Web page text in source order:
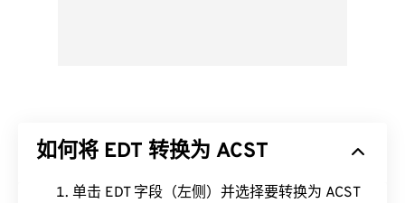
如何将 EDT 转换为 ACST
单击 EDT 字段（左侧）并选择要转换为 ACST